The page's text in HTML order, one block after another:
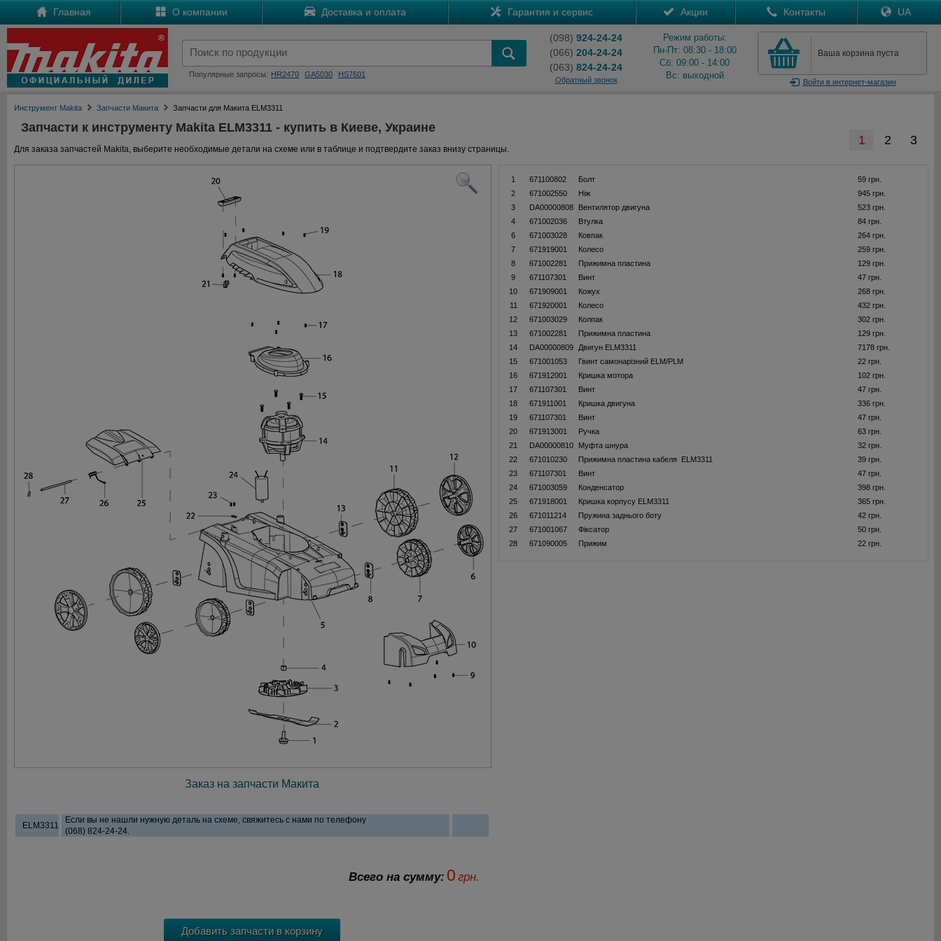
Главная О компании Доставка и оплата Гарантия и сервис Акции Контакты UA
Популярные запросы: HR2470 GA5030 HS7601
(098) 924-24-24
(066) 204-24-24
(063) 824-24-24
Обратный звонок
Режим работы:
Пн-Пт: 08:30 - 18:00
Сб: 09:00 - 14:00
Вс: выходной
Ваша корзина пуста
Войтив интернет-магазин
Инструмент Makita Запчасти Макита Запчасти для Макита ELM3311
Запчасти к инструменту Makita ELM3311 - купить в Киеве, Украине
Для заказа запчастей Makita, выберите необходимые детали на схеме или в таблице и подтвердите заказ внизу страницы.
1 2 3
Заказ на запчасти Макита
ELM3311
Если вы не нашли нужную деталь на схеме, свяжитесь с нами по телефону
(068) 824-24-24.
Всего на сумму: 0 грн.
1 671100802 Болт
59 грн.
2
671002550 Нiж
945 грн.
3
DA00000808 Вентилятор двигуна
523 грн.
4
671002036 Втулка
84 грн.
6
671003028 Ковпак
264 грн.
7
671919001 Колесо
259 грн.
8
671002281 Прижимна пластина
129 грн.
9
671107301 Винт
47 грн.
10
671909001 Кожух
268 грн.
11
671920001 Колесо
432 грн.
12
671003029 Колпак
302 грн.
13
671002281 Прижимна пластина
129 грн.
14
DA00000809 Двигун ELM3311
7178 грн.
15
671001053 Гвинт самонарізний ELM/PLM
22 грн.
16
671912001 Кришка мотора
102 грн.
17
671107301 Винт
47 грн.
18
671911001 Кришка двигуна
336 грн.
19
671107301 Винт
47 грн.
20
671913001 Ручка
63 грн.
21
DA00000810 Муфта шнура
32 грн.
22
671010230 Прижимна пластина кабеля ELM3311
39 грн.
23
671107301 Винт
47 грн.
24
671003059 Конденсатор
398 грн.
25
671918001 Кришка корпусу ELM3311
365 грн.
26
671011214 Пружина заднього боту
42 грн.
27
671001067 Фіксатор
50 грн.
28
671090005 Прижим 22 грн.